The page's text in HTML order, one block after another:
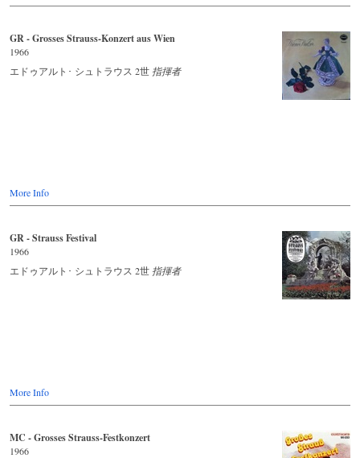
GR - Grosses Strauss-Konzert aus Wien
1966
エドゥアルト･ シュトラウス 2世 指揮者
More Info
GR - Strauss Festival
1966
エドゥアルト･ シュトラウス 2世 指揮者
More Info
MC - Grosses Strauss-Festkonzert
1966